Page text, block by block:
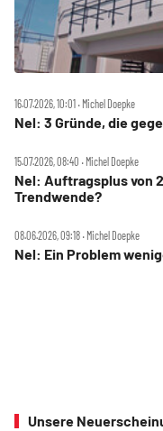
16.07.2026, 10:01 ‧ Michel Doepke
Nel: 3 Gründe, die
15.07.2026, 08:40 ‧ Michel Doepke
Nel: Auftragsplus von
Trendwende?
08.06.2026, 09:18 ‧ Michel Doepke
Nel: Ein Problem
Unsere